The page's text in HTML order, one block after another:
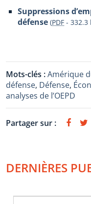
Suppressions
défense (PDF - 332.3
Mots-clés :Amérique
défense, Défense,
analyses de l’OEPD
Partager sur :
DERNIÈRES